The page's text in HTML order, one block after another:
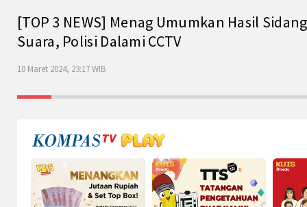
[TOP 3 NEWS] Menag Umumkan Hasil
Suara, Polisi Dalami CCTV
10 Maret 2024, 23:17 WIB